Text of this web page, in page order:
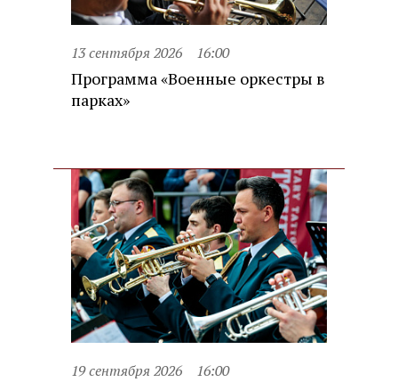
13 сентября 2026 16:00
Программа «Военные оркестры в
парках»
19 сентября 2026 16:00